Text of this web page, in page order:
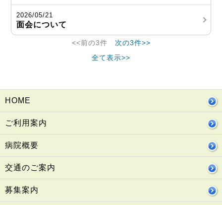
2026/05/21
面会について
<<前の3件 次の3件>>
全て表示>>
HOME
ご利用案内
病院概要
交通のご案内
募集案内